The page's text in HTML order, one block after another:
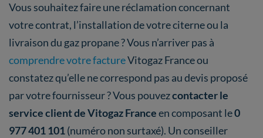
Vous souhaitez faire une réclamation concernant
votre contrat, l’installation de votre citerne ou la
livraison du gaz propane ? Vous n’arriver pas à
comprendre votre factureVitogaz France ou
constatez qu’elle ne correspond pas au devis proposé
par votre fournisseur ? Vous pouvezcontacter le
service client de Vitogaz Franceen composant le0
977 401 101(numéro non surtaxé). Un conseiller